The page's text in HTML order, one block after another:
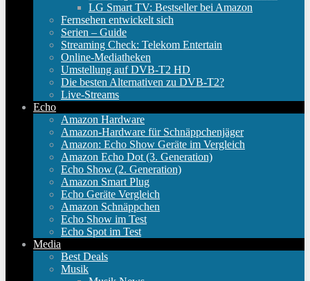
LG Smart TV: Bestseller bei Amazon
Fernsehen entwickelt sich
Serien – Guide
Streaming Check: Telekom Entertain
Online-Mediatheken
Umstellung auf DVB-T2 HD
Die besten Alternativen zu DVB-T2?
Live-Streams
Echo
Amazon Hardware
Amazon-Hardware für Schnäppchenjäger
Amazon: Echo Show Geräte im Vergleich
Amazon Echo Dot (3. Generation)
Echo Show (2. Generation)
Amazon Smart Plug
Echo Geräte Vergleich
Amazon Schnäppchen
Echo Show im Test
Echo Spot im Test
Media
Best Deals
Musik